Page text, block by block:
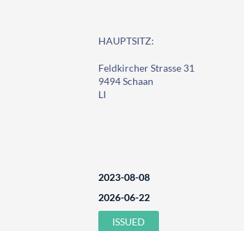
HAUPTSITZ:
Feldkircher Strasse 31
9494 Schaan
LI
2023-08-08
2026-06-22
ISSUED